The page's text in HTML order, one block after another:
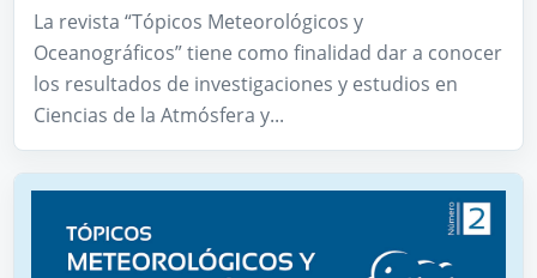
La revista “Tópicos Meteorológicos y
Oceanográficos” tiene como finalidad dar a conocer
los resultados de investigaciones y estudios en
Ciencias de la Atmósfera y...